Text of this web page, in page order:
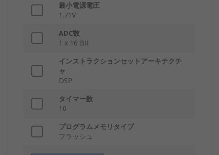
最小電源電圧
1.71V
ADC数
1 x 16 Bit
インストラクションセットアーキテクチ
ャ
DSP
タイマー数
10
プログラムメモリタイプ
フラッシュ